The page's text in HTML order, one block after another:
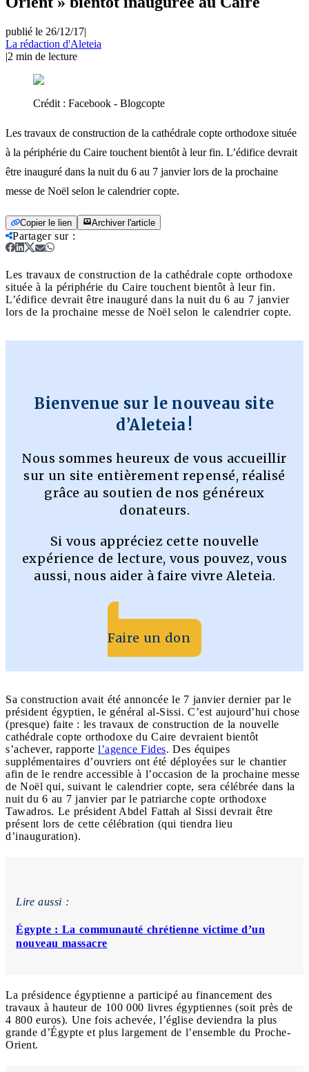
publié le 26/12/17|
La rédaction d'Aleteia
|2 min de lecture
Crédit : Facebook - Blogcopte
Les travaux de construction de la cathédrale copte orthodoxe située
à la périphérie du Caire touchent bientôt à leur fin. L’édifice devrait
être inauguré dans la nuit du 6 au 7 janvier lors de la prochaine
messe de Noël selon le calendrier copte.
Copier le lien Archiver l'article
Partager sur:
Les travaux de construction de la cathédrale copte orthodoxe
située à la périphérie du Caire touchent bientôt à leur fin.
L’édifice devrait être inauguré dans la nuit du 6 au 7 janvier
lors de la prochaine messe de Noël selon le calendrier copte.
Bienvenue sur le nouveau site
d’Aleteia !
Nous sommes heureux de vous accueillir
sur un site entièrement repensé, réalisé
grâce au soutien de nos généreux
donateurs.
Si vous appréciez cette nouvelle
expérience de lecture, vous pouvez, vous
aussi, nous aider à faire vivre Aleteia.
Faire un don
Sa construction avait été annoncée le 7 janvier dernier par le
président égyptien, le général al-Sissi. C’est aujourd’hui chose
(presque) faite : les travaux de construction de la nouvelle
cathédrale copte orthodoxe du Caire devraient bientôt
s’achever, rapporte l’agence Fides. Des équipes
supplémentaires d’ouvriers ont été déployées sur le chantier
afin de le rendre accessible à l’occasion de la prochaine messe
de Noël qui, suivant le calendrier copte, sera célébrée dans la
nuit du 6 au 7 janvier par le patriarche copte orthodoxe
Tawadros. Le président Abdel Fattah al Sissi devrait être
présent lors de cette célébration (qui tiendra lieu
d’inauguration).
Lire aussi :
Égypte : La communauté chrétienne victime d’un
nouveau massacre
La présidence égyptienne a participé au financement des
travaux à hauteur de 100 000 livres égyptiennes (soit près de
4 800 euros). Une fois achevée, l’église deviendra la plus
grande d’Égypte et plus largement de l’ensemble du Proche-
Orient.